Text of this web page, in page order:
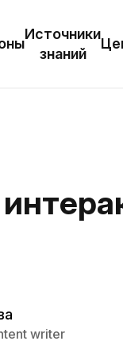
Источники
знаний
writer